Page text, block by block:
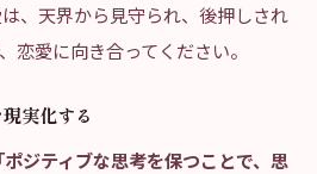
、天界から見守られ、後押しされ
恋愛に向き合ってください。
実化する
「ポジティブな思考を保つことで、思